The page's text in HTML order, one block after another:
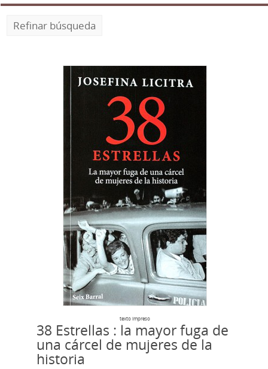
Refinar búsqueda
texto impreso
38 Estrellas : la mayor fuga de
una cárcel de mujeres de la
historia